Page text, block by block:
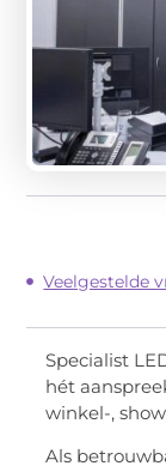
Veelgestelde
Specialist
hét
winkel-,
Als